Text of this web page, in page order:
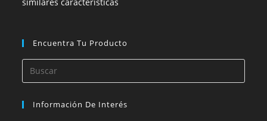
Encuentra Tu Producto
Información De Interés